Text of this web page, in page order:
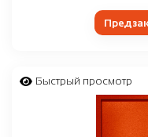
Быстрый просмотр